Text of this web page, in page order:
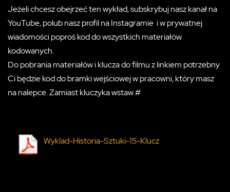
Jeżeli chcesz obejrzeć ten wykład, subskrybuj nasz kanał na
YouTube, polub nasz profil na Instagramie i w prywatnej
wiadomości poproś kod do wszystkich materiałów
kodowanych.
Do pobrania materiałów i klucza do filmu z linkiem potrzebny
Ci będzie kod do bramki wejściowej w pracowni, który masz
na nalepce. Zamiast kluczyka wstaw #
Wyklad-Historia-Sztuki-15-Klucz